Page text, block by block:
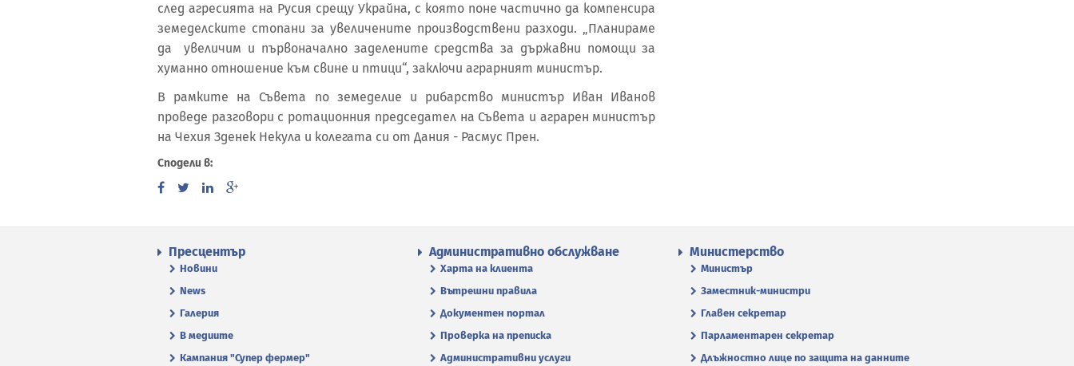
след агресията на Русия срещу Украйна, с която поне частично да компенсира
земеделските стопани за увеличените производствени разходи. „Планираме
да увеличим и първоначално заделените средства за държавни помощи за
хуманно отношение към свине и птици“, заключи аграрният министър.
В рамките на Съвета по земеделие и рибарство министър Иван Иванов
проведе разговори с ротационния председател на Съвета и аграрен министър
на Чехия Зденек Некула и колегата си от Дания - Расмус Прен.
Сподели в:
Пресцентър
Новини
News
Галерия
В медиите
Кампания "Супер фермер"
Административно обслужване
Харта на клиента
Вътрешни правила
Документен портал
Проверка на преписка
Административни услуги
Министерство
Министър
Заместник-министри
Главен секретар
Парламентарен секретар
Длъжностно лице по защита на данните